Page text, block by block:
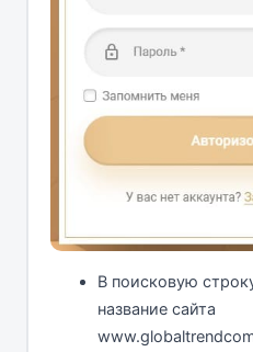
В поисковую
название сайта